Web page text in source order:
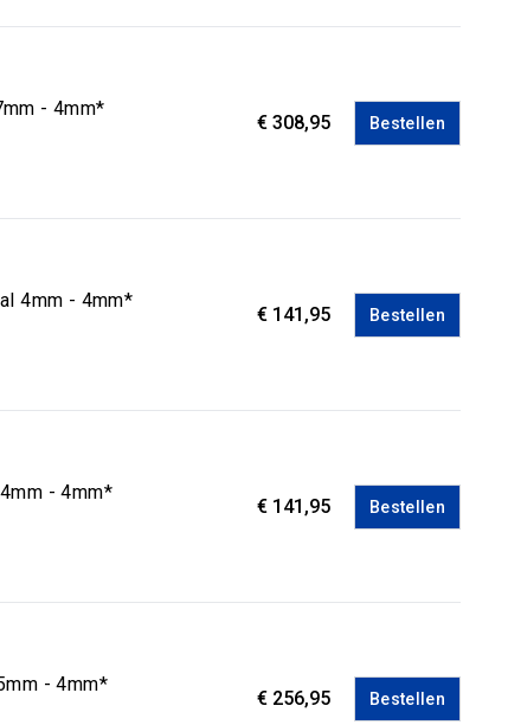
- 4mm*
€ 308,95 Bestellen
4mm - 4mm*
€ 141,95 Bestellen
- 4mm*
€ 141,95 Bestellen
- 4mm*
€ 256,95 Bestellen